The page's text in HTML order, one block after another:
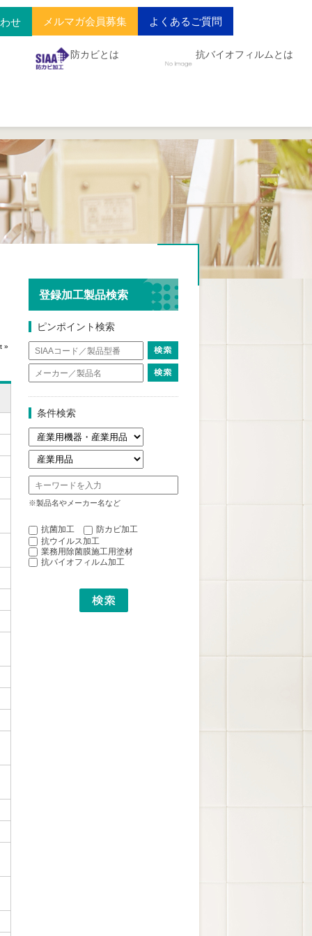
せ メルマガ会員募集 よくあるご質問
防カビとは 抗バイオフィルムとは
»
登録加工製品検索
ピンポイント検索
条件検索
※製品名やメーカー名など
抗菌加工
防カビ加工
抗ウイルス加工
業務用除菌膜施工用塗材
抗バイオフィルム加工